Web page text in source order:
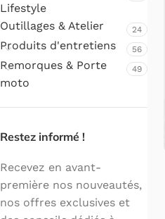
Lifestyle
Outillages & Atelier 24
Produits d'entretiens 56
Remorques & Porte
moto
49
Restez informé !
Recevez en avant-
première nos nouveautés,
nos offres exclusives et